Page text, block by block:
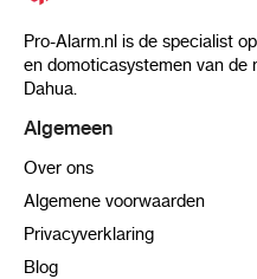
Pro-Alarm.nl is de specialist
en domoticasystemen van de
Dahua.
Algemeen
Over ons
Algemene voorwaarden
Privacyverklaring
Blog